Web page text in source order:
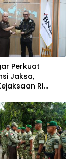
Perkuat
Jaksa,
RI